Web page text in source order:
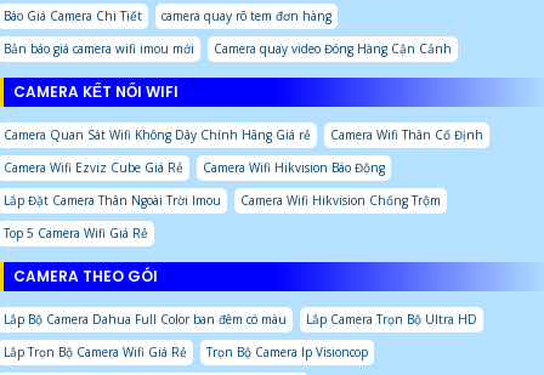
Báo Giá Camera Chi Tiết
camera quay rõ tem đơn hàng
Bản báo giá camera wifi imou mới
Camera quay video Đóng Hàng Cận Cảnh
CAMERA KẾT NỐI WIFI
Camera Quan Sát Wifi Không Dây Chính Hãng Giá rẻ
Camera Wifi Thân Cố Định
Camera Wifi Ezviz Cube Giá Rẻ
Camera Wifi Hikvision Báo Động
Lắp Đặt Camera Thân Ngoài Trời Imou
Camera Wifi Hikvision Chống Trộm
Top 5 Camera Wifi Giá Rẻ
CAMERA THEO GÓI
Lắp Bộ Camera Dahua Full Color ban đêm có màu
Lắp Camera Trọn Bộ Ultra HD
Lắp Trọn Bộ Camera Wifi Giá Rẻ
Trọn Bộ Camera Ip Visioncop